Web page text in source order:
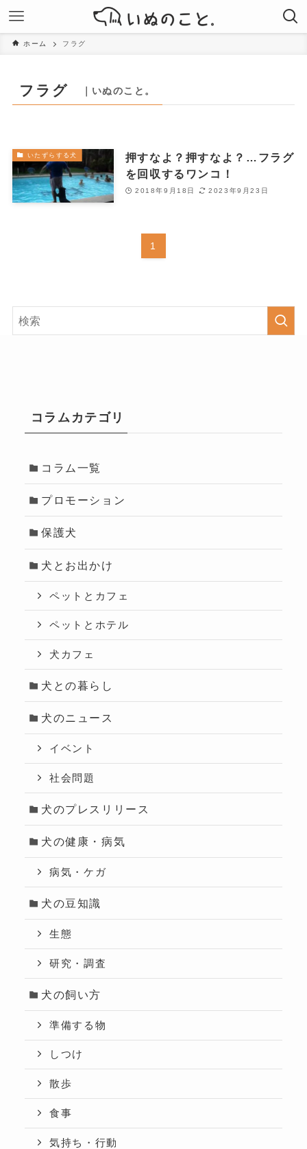
ホーム フラグ
フラグ ｜いぬのこと。
いたずらする犬
押すなよ？押すなよ？…フラグ
を回収するワンコ！
2018年9月18日 2023年9月23日
1
コラムカテゴリ
コラム一覧
プロモーション
保護犬
犬とお出かけ
ペットとカフェ
ペットとホテル
犬カフェ
犬との暮らし
犬のニュース
イベント
社会問題
犬のプレスリリース
犬の健康・病気
病気・ケガ
犬の豆知識
生態
研究・調査
犬の飼い方
準備する物
しつけ
散歩
食事
気持ち・行動